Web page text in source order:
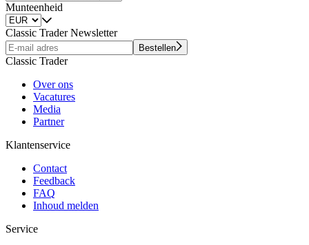
Munteenheid
Classic Trader Newsletter
Bestellen
Classic Trader
Over ons
Vacatures
Media
Partner
Klantenservice
Contact
Feedback
FAQ
Inhoud melden
Service